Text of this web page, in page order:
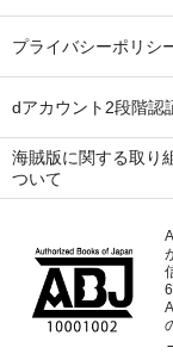
プライバシーポリシ
dアカウント2段階認
海賊版に関する取り
ついて